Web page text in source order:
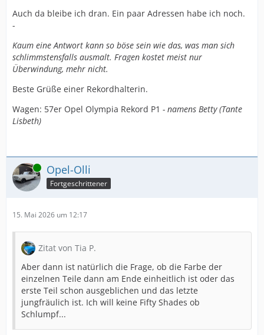
Auch da bleibe ich dran. Ein paar Adressen habe ich noch.
-
Kaum eine Antwort kann so böse sein wie das, was man sich
schlimmstensfalls ausmalt. Fragen kostet meist nur
Überwindung, mehr nicht.
Beste Grüße einer Rekordhalterin.
Wagen: 57er Opel Olympia Rekord P1 - namens Betty (Tante
Lisbeth)
Online Opel-Olli
Fortgeschrittener
15. Mai 2026 um 12:17
Zitat von Tia P.
Aber dann ist natürlich die Frage, ob die Farbe der
einzelnen Teile dann am Ende einheitlich ist oder das
erste Teil schon ausgeblichen und das letzte
jungfräulich ist. Ich will keine Fifty Shades ob
Schlumpf...